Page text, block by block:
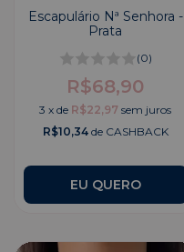
Escapulário Nª Senhora -
Prata
(0)
R$68,90
3 xde R$22,97 sem juros
R$10,34de CASHBACK